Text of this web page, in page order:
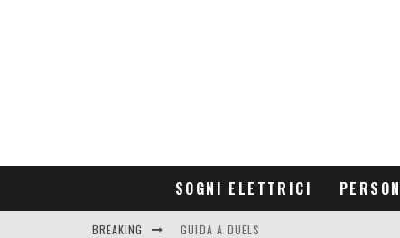
SOGNI ELETTRICI
BREAKING GUIDA A DUELS